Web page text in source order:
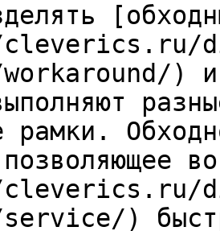
) и
рамки.
)